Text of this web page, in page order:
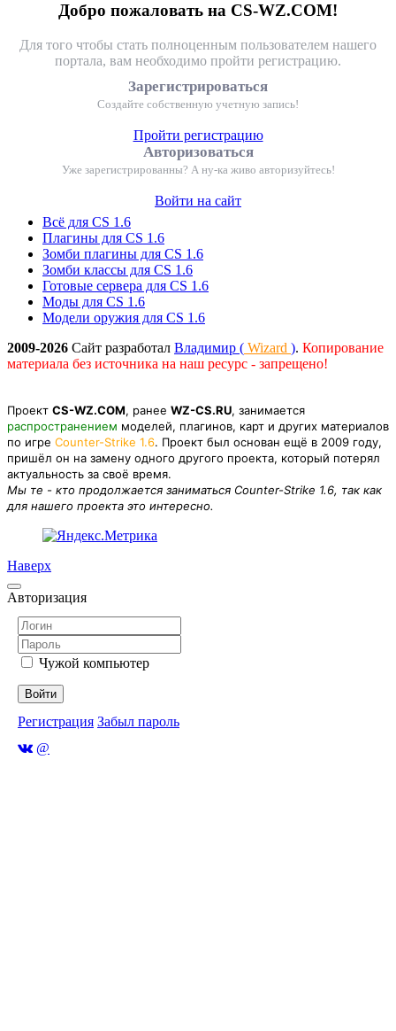
Добро пожаловать на CS-WZ.COM!
Для того чтобы стать полноценным пользователем нашего
портала, вам необходимо пройти регистрацию.
Зарегистрироваться
Создайте собственную учетную запись!
Пройти регистрацию
Авторизоваться
Уже зарегистрированны? А ну-ка живо авторизуйтесь!
Войти на сайт
Всё для CS 1.6
Плагины для CS 1.6
Зомби плагины для CS 1.6
Зомби классы для CS 1.6
Готовые сервера для CS 1.6
Моды для CS 1.6
Модели оружия для CS 1.6
2009-2026 Сайт разработал Владимир ( Wizard ). Копирование
материала без источника на наш ресурс - запрещено!
Проект CS-WZ.COM, ранее WZ-CS.RU, занимается
распространением моделей, плагинов, карт и других материалов
по игре Counter-Strike 1.6. Проект был основан ещё в 2009 году,
пришёл он на замену одного другого проекта, который потерял
актуальность за своё время.
Мы те - кто продолжается заниматься Counter-Strike 1.6, так как
для нашего проекта это интересно.
Наверх
Авторизация
Чужой компьютер
Войти
Регистрация Забыл пароль
@